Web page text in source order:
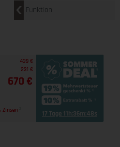
Funktion
439 €
231 €
670 €
Zinsen 17 Tage 11h:36m:47s